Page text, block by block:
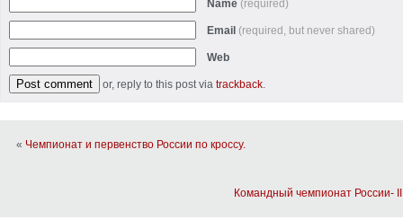
Name (required)
Email (required, but never shared)
Web
or, reply to this post via trackback.
« Чемпионат и первенство России по кроссу.
Командный чемпионат